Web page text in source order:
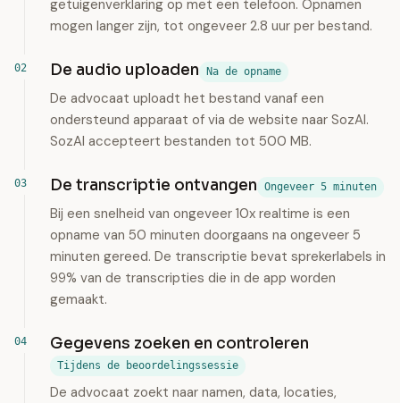
getuigenverklaring op met een telefoon. Opnamen
mogen langer zijn, tot ongeveer 2.8 uur per bestand.
De audio uploaden Na de opname
De advocaat uploadt het bestand vanaf een
ondersteund apparaat of via de website naar SozAI.
SozAI accepteert bestanden tot 500 MB.
De transcriptie ontvangen Ongeveer 5 minuten
Bij een snelheid van ongeveer 10x realtime is een
opname van 50 minuten doorgaans na ongeveer 5
minuten gereed. De transcriptie bevat sprekerlabels in
99% van de transcripties die in de app worden
gemaakt.
Gegevens zoeken en controleren
Tijdens de beoordelingssessie
De advocaat zoekt naar namen, data, locaties,